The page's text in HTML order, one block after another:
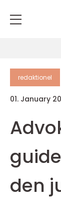
redaktionel
01. January
den